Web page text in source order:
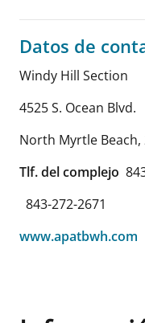
Datos de
Windy Hill Section
4525 S. Ocean Blvd.
North Myrtle Beach,
Tlf. del complejo
843-272-2671
www.apatbwh.com